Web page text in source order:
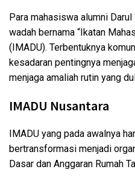
Para mahasiswa alumni
wadah bernama “Ikatan
(IMADU). Terbentuknya
kesadaran pentingnya
menjaga amaliah rutin yang
IMADU Nusantara
IMADU yang pada awalnya
bertransformasi menjadi
Dasar dan Anggaran Rumah